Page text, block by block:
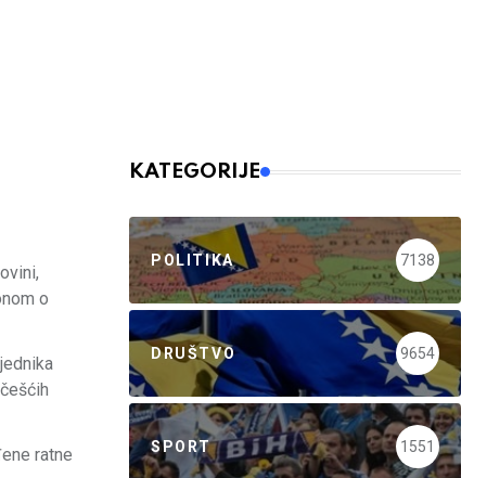
o
ratne
KATEGORIJE
POLITIKA 7138
DRUŠTVO 9654
SPORT 1551